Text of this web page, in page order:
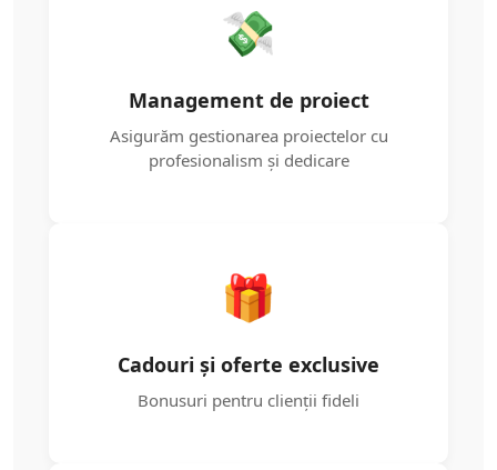
💸
Management de proiect
Asigurăm gestionarea proiectelor cu
profesionalism și dedicare
🎁
Cadouri și oferte exclusive
Bonusuri pentru clienții fideli